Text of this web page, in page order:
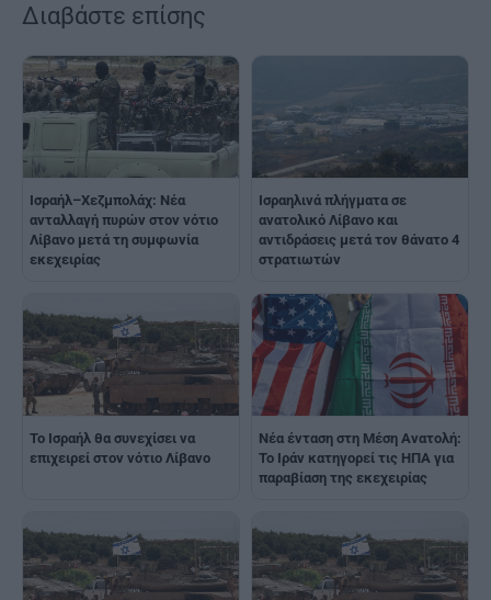
Διαβάστε επίσης
Ισραήλ–Χεζμπολάχ: Νέα
ανταλλαγή πυρών στον νότιο
Λίβανο μετά τη συμφωνία
εκεχειρίας
Ισραηλινά πλήγματα σε
ανατολικό Λίβανο και
αντιδράσεις μετά τον θάνατο 4
στρατιωτών
Το Ισραήλ θα συνεχίσει να
επιχειρεί στον νότιο Λίβανο
Νέα ένταση στη Μέση Ανατολή:
Το Ιράν κατηγορεί τις ΗΠΑ για
παραβίαση της εκεχειρίας